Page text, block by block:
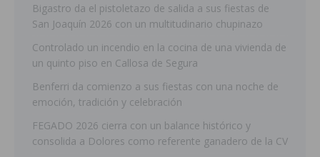
Bigastro da el pistoletazo de salida a sus fiestas de
San Joaquín 2026 con un multitudinario chupinazo
Controlado un incendio en la cocina de una vivienda de
un quinto piso en Callosa de Segura
Benferri da comienzo a sus fiestas con una noche de
emoción, tradición y celebración
FEGADO 2026 cierra con un balance histórico y
consolida a Dolores como referente ganadero de la CV